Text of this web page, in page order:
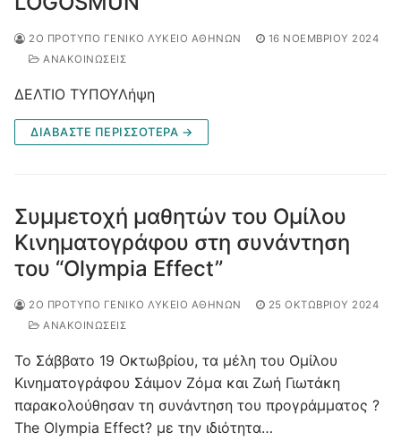
2Ο ΠΡΌΤΥΠΟ ΓΕΝΙΚΌ ΛΎΚΕΙΟ ΑΘΗΝΏΝ
16 ΝΟΕΜΒΡΊΟΥ 2024
ΑΝΑΚΟΙΝΩΣΕΙΣ
ΔΕΛΤΙΟ ΤΥΠΟΥΛήψη
ΔΙΑΒΆΣΤΕ ΠΕΡΙΣΣΌΤΕΡΑ →
Συμμετοχή μαθητών του Ομίλου
Κινηματογράφου στη συνάντηση
του “Olympia Effect”
2Ο ΠΡΌΤΥΠΟ ΓΕΝΙΚΌ ΛΎΚΕΙΟ ΑΘΗΝΏΝ
25 ΟΚΤΩΒΡΊΟΥ 2024
ΑΝΑΚΟΙΝΩΣΕΙΣ
Το Σάββατο 19 Οκτωβρίου, τα μέλη του Ομίλου
Κινηματογράφου Σάιμον Ζόμα και Ζωή Γιωτάκη
παρακολούθησαν τη συνάντηση του προγράμματος ?
The Olympia Effect? με την ιδιότητα…